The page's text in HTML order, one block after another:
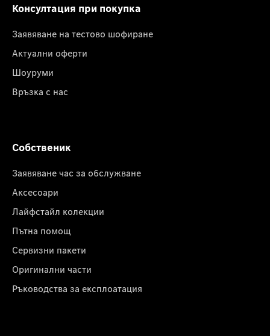
Консултация при покупка
Заявяване на тестово шофиране
Актуални оферти
Шоуруми
Връзка с нас
Собственик
Заявяване час за обслужване
Аксесоари
Лайфстайл колекции
Пътна помощ
Сервизни пакети
Оригинални части
Ръководства за експлоатация